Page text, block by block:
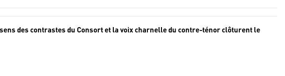
des contrastes du Consort et la voix charnelle du contre-ténor clôturent le